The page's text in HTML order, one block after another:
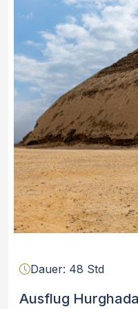
der Hängenden
Dauer: 48 Std
Ausflug